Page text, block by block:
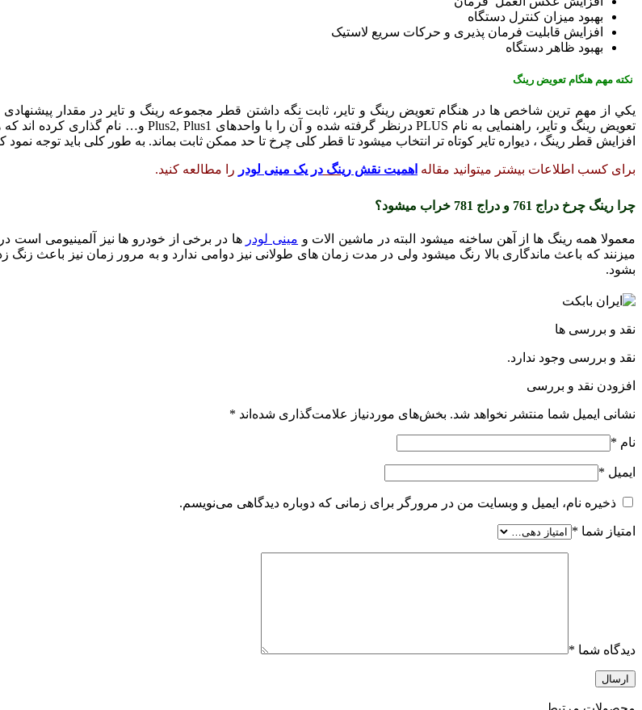
بهبود میزان کنترل دستگاه
افزايش قابليت فرمان پذيری و حرکات سریع لاستیک
بهبود ظاهر دستگاه
نکته مهم هنگام تعویض رینگ
يکي از مهم ترين شاخص ها در هنگام تعويض رينگ و تاير، ثابت نگه داشتن قطر مجموعه رينگ و تاير در مقدار
افزايش قطر رينگ ، ديواره تاير کوتاه تر انتخاب ميشود تا قطر کلی چرخ تا حد ممکن ثابت بماند. به طور کلی باید توجه نمود
برای کسب اطلاعات بیشتر میتوانید مقاله اهمیت نقش رینگ در یک مینی لودر را مطالعه کنید.
چرا رینگ چرخ دراج 761 و دراج 781 خراب میشود؟
معمولا همه رینگ ها از آهن ساخنه میشود البته در ماشین الات و مینی لودر ها در برخی از خودرو ها نیز آلمینیومی است
میزنند که باعث ماندگاری بالا رنگ میشود ولی در مدت زمان های طولانی نیز دوامی ندارد و به مرور زمان نیز باعث
بشود.
نقد و بررسی ها
نقد و بررسی وجود ندارد.
افزودن نقد و بررسی
نشانی ایمیل شما منتشر نخواهد شد. بخش‌های موردنیاز علامت‌گذاری شده‌اند *
نام *
ایمیل *
ذخیره نام، ایمیل و وبسایت من در مرورگر برای زمانی که دوباره دیدگاهی می‌نویسم.
امتیاز شما *
دیدگاه شما *